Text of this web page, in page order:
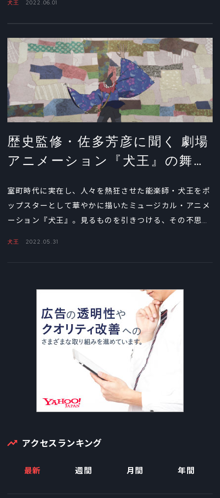
関係性についてひも解く。
犬王 2022.06.01
歴史監修・佐多芳彦に聞く 劇場
アニメーション『犬王』の舞台
室町時代に実在し、人々を熱狂させた能楽師・犬王をポ
ップスターとして華やかに描いたミュージカル・アニメ
ーション『犬王』。見るものを引きつける、その不思議
犬王 2022.05.31
アクセスランキング
最新 週間 月間 年間